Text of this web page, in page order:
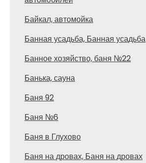
Байкал, автомойка
Банная усадьба, Банная усадьба
Банное хозяйство, баня №22
Банька, сауна
Баня 92
Баня №6
Баня в Глухово
Баня на дровах, Баня на дровах